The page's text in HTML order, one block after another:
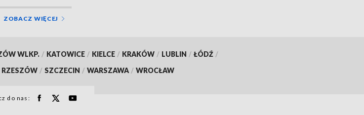
ZOBACZ WIĘCEJ
WLKP. / KATOWICE / KIELCE / KRAKÓW / LUBLIN / ŁÓDŹ /
RZESZÓW / SZCZECIN / WARSZAWA / WROCŁAW
do nas: